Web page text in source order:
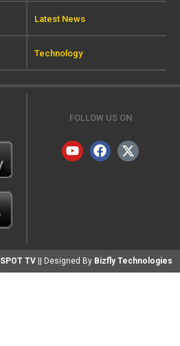
Latest News
Technology
FOLLOW US ON
SPOT TV || Designed By Bizfly Technologies